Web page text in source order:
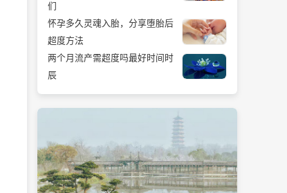
们
怀孕多久灵魂入胎，分享堕胎后
超度方法
两个月流产需超度吗最好时间时
辰